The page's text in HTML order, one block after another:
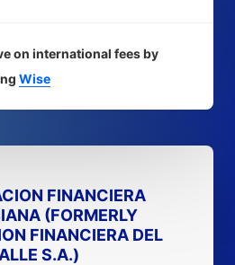
on international fees by
Wise
FINANCIERA
(FORMERLY
FINANCIERA DEL
S.A.)